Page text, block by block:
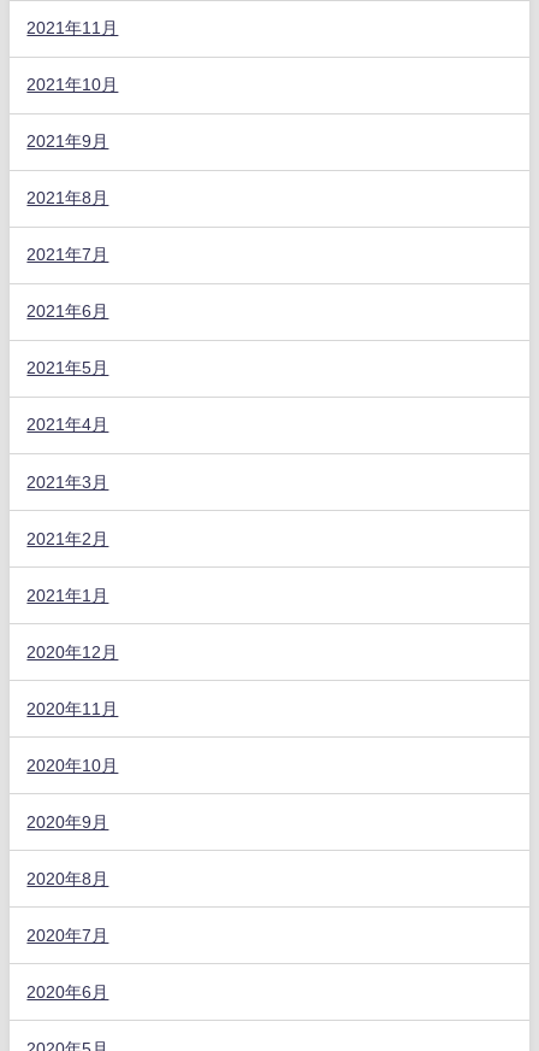
2021年11月
2021年10月
2021年9月
2021年8月
2021年7月
2021年6月
2021年5月
2021年4月
2021年3月
2021年2月
2021年1月
2020年12月
2020年11月
2020年10月
2020年9月
2020年8月
2020年7月
2020年6月